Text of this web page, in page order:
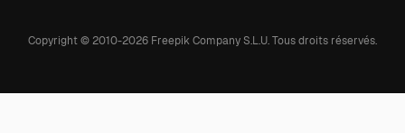
Copyright © 2010-2026 Freepik Company S.L.U.Tous droits réservés.